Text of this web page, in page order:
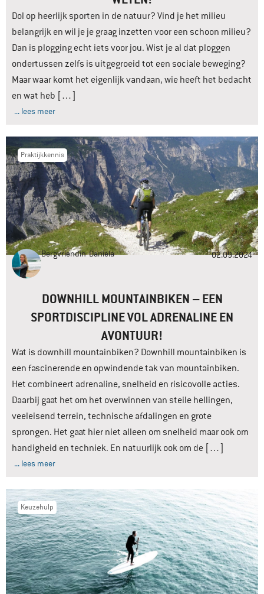
Dol op heerlijk sporten in de natuur? Vind je het milieu
belangrijk en wil je je graag inzetten voor een schoon milieu?
Dan is plogging echt iets voor jou. Wist je al dat ploggen
ondertussen zelfs is uitgegroeid tot een sociale beweging?
Maar waar komt het eigenlijk vandaan, wie heeft het bedacht
en wat heb […]
... lees meer
Praktijkkennis
Bergvriendin Daniela 02.09.2024
DOWNHILL MOUNTAINBIKEN – EEN
SPORTDISCIPLINE VOL ADRENALINE EN
AVONTUUR!
Wat is downhill mountainbiken? Downhill mountainbiken is
een fascinerende en opwindende tak van mountainbiken.
Het combineert adrenaline, snelheid en risicovolle acties.
Daarbij gaat het om het overwinnen van steile hellingen,
veeleisend terrein, technische afdalingen en grote
sprongen. Het gaat hier niet alleen om snelheid maar ook om
handigheid en techniek. En natuurlijk ook om de […]
... lees meer
Keuzehulp